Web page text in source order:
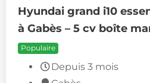
Hyundai grand i10
à Gabès – 5 cv boîte
Populaire
Depuis 3 mois